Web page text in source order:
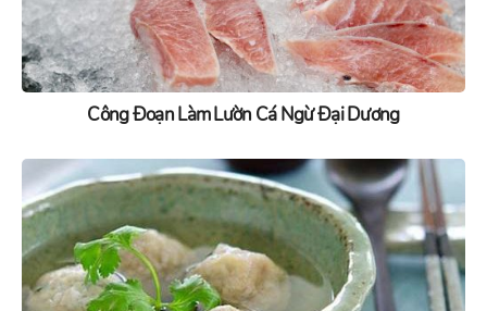
Công Đoạn Làm Lườn Cá Ngừ Đại Dương